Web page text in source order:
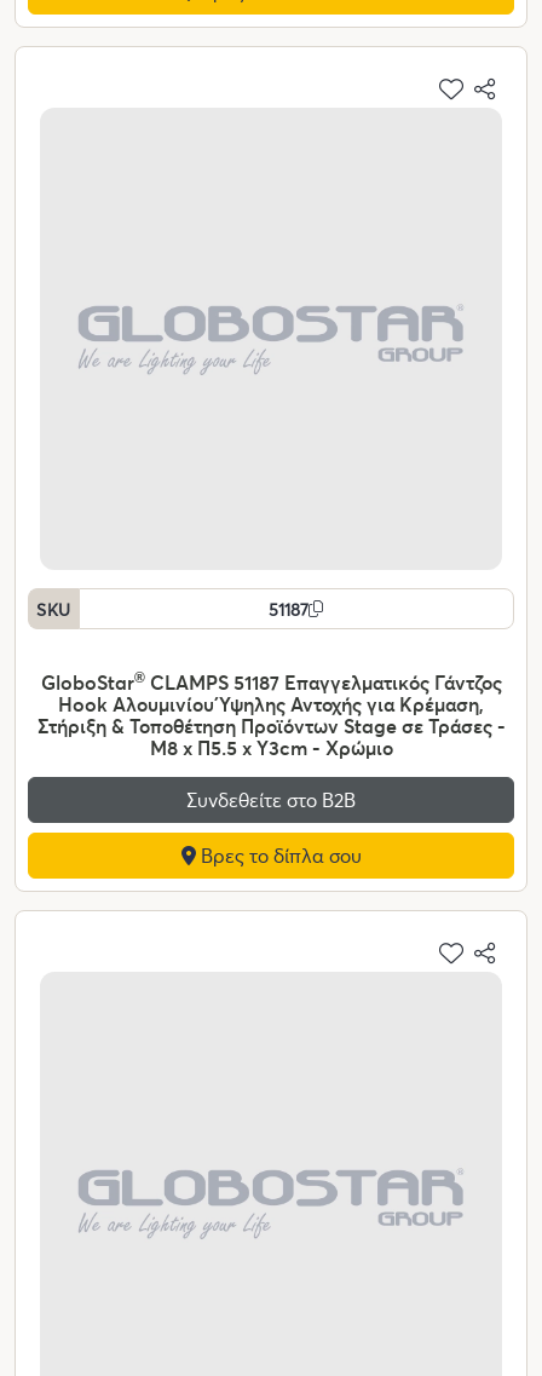
SKU 51187
GloboStar®CLAMPS 51187 Επαγγελματικός Γάντζος
Hook Αλουμινίου Ύψηλης Αντοχής για Κρέμαση,
Στήριξη & Τοποθέτηση Προϊόντων Stage σε Τράσες -
Μ8 x Π5.5 x Υ3cm - Χρώμιο
Συνδεθείτε στο Β2Β
Βρες το δίπλα σου